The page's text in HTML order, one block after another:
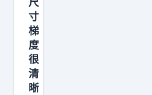
城
市
家
用
+
华
兼
得
。
方
程
寸
梯
度
很
清
晰